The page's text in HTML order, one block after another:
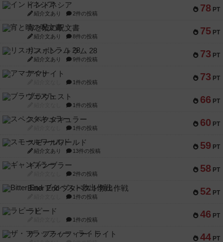
78 PT
インドネシア
紹介文あり 2件の投稿
75 PT
宵と暁の呪文書
紹介文あり 8件の投稿
73 PT
リスボン・トラム 28
紹介文あり 9件の投稿
73 PT
アマナイト
1件の投稿
66 PT
ブラヴェスト
1件の投稿
60 PT
スペクタキュラー
1件の投稿
59 PT
スモールワールド
紹介文あり 13件の投稿
58 PT
ギャンブラー
2件の投稿
52 PT
Bitter End ブタペスト救出作戦
1件の投稿
46 PT
ラピード
1件の投稿
44 PT
ザ・フラッフィー・ライト